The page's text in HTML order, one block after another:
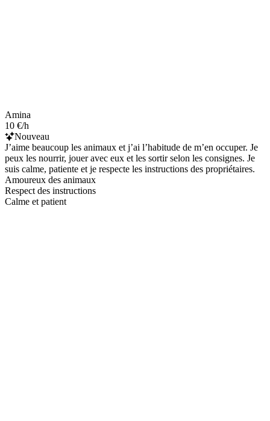
Amina
10 €/h
Nouveau
J’aime beaucoup les animaux et j’ai l’habitude de m’en occuper. Je
peux les nourrir, jouer avec eux et les sortir selon les consignes. Je
suis calme, patiente et je respecte les instructions des propriétaires.
Amoureux des animaux
Respect des instructions
Calme et patient